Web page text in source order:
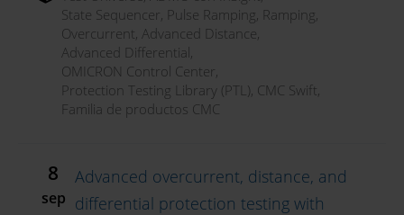
State Sequencer, Pulse Ramping, Ramping,
Overcurrent, Advanced Distance,
Advanced Differential,
OMICRON Control Center,
Protection Testing Library (PTL), CMC Swift,
Familia de productos CMC
8
sep
Advanced overcurrent, distance, and
differential protection testing with